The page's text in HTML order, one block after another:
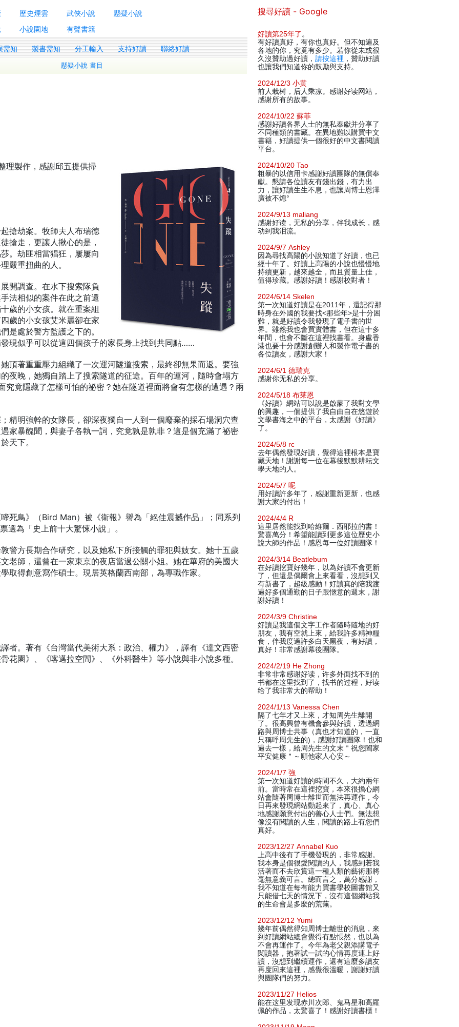
歷史煙雲 武俠小說
懸疑小說
小說園地 有聲書籍
需知 製書需知 分工輸入 支持好讀 聯絡好讀
懸疑小說 書目
理製作，感謝邱五提供掃
搶劫案。牧師夫人布瑞德
搶走，更讓人揪心的是，
。劫匪相當猖狂，屢屢向
嚴重扭曲的人。
開調查。在水下搜索隊負
法相似的案件在此之前還
歲的小女孩。就在重案組
歲的小女孩艾米麗卻在家
是處於警方監護之下的。
現似乎可以從這四個孩子的家長身上找到共同點……
頂著重重壓力組織了一次運河隧道搜索，最終卻無果而返。要強
夜晚，她獨自踏上了搜索隧道的征途。百年的運河，隨時會塌方
竟隱藏了怎樣可怕的祕密？她在隧道裡面將會有怎樣的遭遇？兩
精明強幹的女隊長，卻深夜獨自一人到一個廢棄的採石場洞穴查
家暴醜聞，與妻子各執一詞，究竟孰是孰非？這是個充滿了祕密
天下。
死鳥》（Bird Man）被《衛報》譽為「絕佳震撼作品」；同系列
為「史上前十大驚悚小說」。
警方長期合作研究，以及她私下所接觸的罪犯與妓女。她十五歲
老師，還曾在一家東京的夜店當過公關小姐。她在華府的美國大
取得創意寫作碩士。現居英格蘭西南部，為專職作家。
者。著有《台灣當代美術大系：政治、權力》，譯有《達文西密
花園》、《喀邁拉空間》、《外科醫生》等小說與非小說多種。
搜尋好讀 - Google
好讀第25年了 。
有好讀真好，有你也真好。但不知遍及
各地的你，究竟有多少。若你從未或很
久沒贊助過好讀， 請按這裡 ，贊助好讀
也讓我們知道你的鼓勵與支持。
2024/12/3 小黄
前人栽树，后人乘凉。感谢好读网站，
感谢所有的故事。
2024/10/22 蘇菲
感謝好讀各界人士的無私奉獻并分享了
不同種類的書藏。在異地難以購買中文
書籍，好讀提供一個很好的中文書閱讀
平台。
2024/10/20 Tao
粗暴的以信用卡感謝好讀團隊的無償奉
獻。懇請各位讀友有錢出錢，有力出
力，讓好讀生生不息，也讓周博士恩澤
廣被不熄°
2024/9/13 maliang
感谢好读，无私的分享，伴我成长，感
动到我泪流。
2024/9/7 Ashley
因為尋找高陽的小說知道了好讀，也已
經十年了。好讀上高陽的小說也慢慢地
持續更新，越來越全，而且質量上佳，
值得珍藏。感謝好讀！感謝校對者！
2024/6/14 Skelen
第一次知道好讀是在2011年，還記得那
時身在外國的我要找<那些年>是十分困
難，就是好讀令我發現了電子書的世
界。雖然我也會買實體書，但在這十多
年間，也會不斷在這裡找書看。身處香
港也要十分感謝創辦人和製作電子書的
各位讀友，感謝大家！
2024/6/1 德瑞克
感谢你无私的分享。
2024/5/18 布莱恩
《好讀》網站可以說是啟蒙了我對文學
的興趣，一個提供了我自由自在悠遊於
文學書海之中的平台，太感謝《好讀》
了。
2024/5/8 rc
去年偶然發現好讀，覺得這裡根本是寶
藏天地！謝謝每一位在幕後默默耕耘文
學天地的人。
2024/5/7 呢
用好讀許多年了，感謝重新更新，也感
謝大家的付出！
2024/4/4 R
這里居然能找到哈維爾．西耶拉的書！
驚喜萬分！希望能讀到更多這位歷史小
說大師的作品！感恩每一位好讀團隊！
2024/3/14 Beatlebum
在好讀挖寶好幾年，以為好讀不會更新
了，但還是偶爾會上來看看，沒想到又
有新書了，超級感動！好讀真的陪我渡
過好多個通勤的日子跟愜意的週末，謝
謝好讀！
2024/3/9 Christine
好讀是我這個文字工作者隨時隨地的好
朋友，我有空就上來，給我許多精神糧
食，伴我度過許多白天黑夜，有好讀，
真好！非常感謝幕後團隊。
2024/2/19 He Zhong
非常非常感谢好读，许多外面找不到的
书都在这里找到了，找书的过程，好读
给了我非常大的帮助！
2024/1/13 Vanessa Chen
隔了七年才又上來，才知周先生離開
了。很高興曾有機會參與好讀，透過網
路與周博士共事（真也才知道的，一直
只稱呼周先生的)，感謝好讀團隊！也和
過去一樣，給周先生的文末＂祝您闔家
平安健康＂～願他家人心安～
2024/1/7 強
第一次知道好讀的時間不久，大約兩年
前。當時常在這裡挖寶，本來很擔心網
站會隨著周博士離世而無法再運作，今
日再來發現網站動起來了，真心、真心
地感謝願意付出的善心人士們。無法想
像沒有閱讀的人生，閱讀的路上有您們
真好。
2023/12/27 Annabel Kuo
上高中後有了手機發現的，非常感謝。
我本身是個很愛閱讀的人，我感到若我
活著而不去欣賞這一種人類的藝術那將
毫無意義可言。總而言之，萬分感謝，
我不知道在每有能力買書學校圖書館又
只能借七天的情況下，沒有這個網站我
的生命會是多麼的荒蕪。
2023/12/12 Yumi
幾年前偶然得知周博士離世的消息，來
到好讀網站總會覺得有點悵然，也以為
不會再運作了。今年為老父親添購電子
閱讀器，抱著試一試的心情再度連上好
讀，沒想到繼續運作，還有這麼多讀友
再度回來這裡，感覺很溫暖，謝謝好讀
與團隊們的努力。
2023/11/27 Helios
能在这里发现赤川次郎、鬼马星和高羅
佩的作品，太驚喜了！感謝好讀書櫃！